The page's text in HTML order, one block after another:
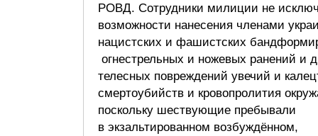
РОВД. Сотрудники милиции не
возможности нанесения членами
нацистских и фашистских
огнестрельных и ножевых ранений и
телесных повреждений увечий и
смертоубийств и кровопролития
поскольку шествующие пребывали
в экзальтированном возбуждённом,